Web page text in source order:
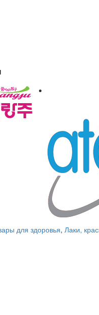
для здоровья, Лаки,